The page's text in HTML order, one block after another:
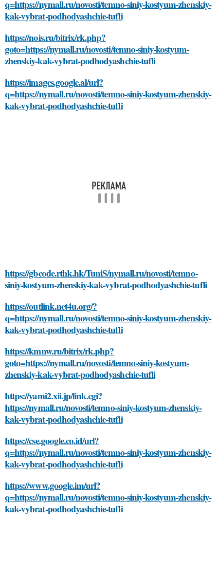
q=https://nymall.ru/novosti/temno-siniy-kostyum-zhenskiy-
kak-vybrat-podhodyashchie-tufli
https://nois.ru/bitrix/rk.php?
goto=https://nymall.ru/novosti/temno-siniy-kostyum-
zhenskiy-kak-vybrat-podhodyashchie-tufli
https://images.google.al/url?
q=https://nymall.ru/novosti/temno-siniy-kostyum-zhenskiy-
kak-vybrat-podhodyashchie-tufli
https://gbcode.rthk.hk/TuniS/nymall.ru/novosti/temno-
siniy-kostyum-zhenskiy-kak-vybrat-podhodyashchie-tufli
https://outlink.net4u.org/?
q=https://nymall.ru/novosti/temno-siniy-kostyum-zhenskiy-
kak-vybrat-podhodyashchie-tufli
https://kmnw.ru/bitrix/rk.php?
goto=https://nymall.ru/novosti/temno-siniy-kostyum-
zhenskiy-kak-vybrat-podhodyashchie-tufli
https://yami2.xii.jp/link.cgi?
https://nymall.ru/novosti/temno-siniy-kostyum-zhenskiy-
kak-vybrat-podhodyashchie-tufli
https://cse.google.co.id/url?
q=https://nymall.ru/novosti/temno-siniy-kostyum-zhenskiy-
kak-vybrat-podhodyashchie-tufli
https://www.google.im/url?
q=https://nymall.ru/novosti/temno-siniy-kostyum-zhenskiy-
kak-vybrat-podhodyashchie-tufli